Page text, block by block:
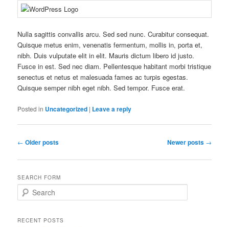
Nulla sagittis convallis arcu. Sed sed nunc. Curabitur consequat.
Quisque metus enim, venenatis fermentum, mollis in, porta et,
nibh. Duis vulputate elit in elit. Mauris dictum libero id justo.
Fusce in est. Sed nec diam. Pellentesque habitant morbi tristique
senectus et netus et malesuada fames ac turpis egestas.
Quisque semper nibh eget nibh. Sed tempor. Fusce erat.
Posted in Uncategorized | Leave a reply
Post
← Older posts Newer posts →
SEARCH FORM
e
rRECENT POSTS